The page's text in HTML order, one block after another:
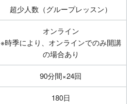
超少人数（グループレッスン）
オンライン
※時季により、オンラインでのみ開講
の場合あり
90分間×24回
180日